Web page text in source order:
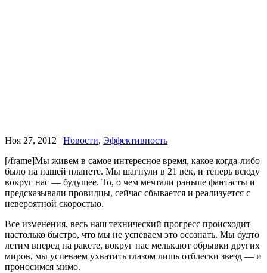
Ноя 27, 2012 | Новости, Эффективность
[/frame]Мы живем в самое интересное время, какое когда-либо
было на нашей планете. Мы шагнули в 21 век, и теперь всюду
вокруг нас — будущее. То, о чем мечтали раньше фантасты и
предсказывали провидцы, сейчас сбывается и реализуется с
невероятной скоростью.
Все изменения, весь наш технический прогресс происходит
настолько быстро, что мы не успеваем это осознать. Мы будто
летим вперед на ракете, вокруг нас мелькают обрывки других
миров, мы успеваем ухватить глазом лишь отблески звезд — и
проносимся мимо.